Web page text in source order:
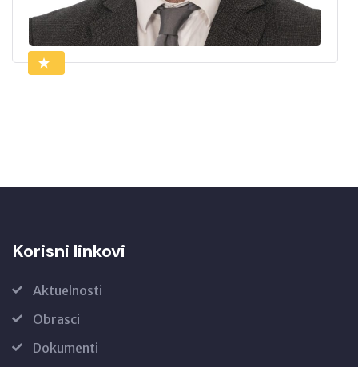
Korisni linkovi
Aktuelnosti
Obrasci
Dokumenti